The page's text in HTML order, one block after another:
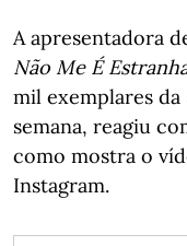
A apresentadora
Não Me É
mil exemplares da
semana, reagiu
como mostra o
Instagram.